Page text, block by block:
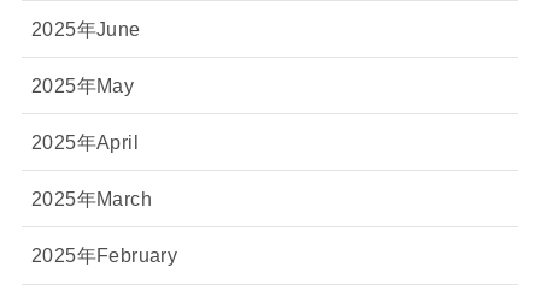
2025年June
2025年May
2025年April
2025年March
2025年February